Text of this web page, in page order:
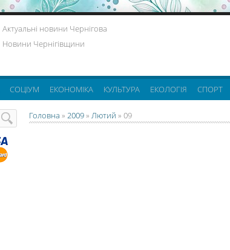
Актуальні новини Чернігова
Новини Чернігівщини
СОЦІУМ ЕКОНОМІКА КУЛЬТУРА ЕКОЛОГІЯ СПОРТ
Головна » 2009» Лютий » 09